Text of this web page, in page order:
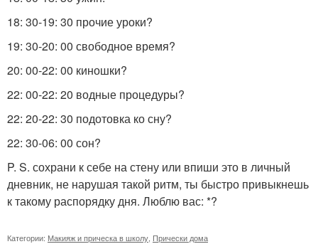
18: 30-19: 30 прочие уроки?
19: 30-20: 00 свободное время?
20: 00-22: 00 киношки?
22: 00-22: 20 водные процедуры?
22: 20-22: 30 подотовка ко сну?
22: 30-06: 00 сон?
P. S. сохрани к себе на стену или впиши это в личный
дневник, не нарушая такой ритм, ты быстро привыкнешь
к такому распорядку дня. Люблю вас: *?
Категории: Макияж и прическа в школу Прически дома